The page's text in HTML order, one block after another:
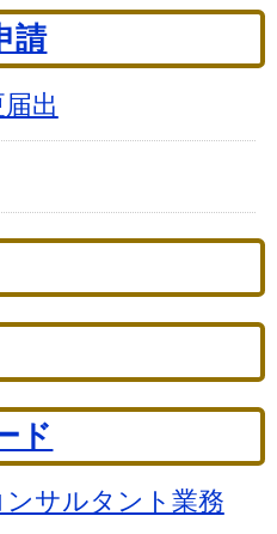
請
出
ド
サルタント業務